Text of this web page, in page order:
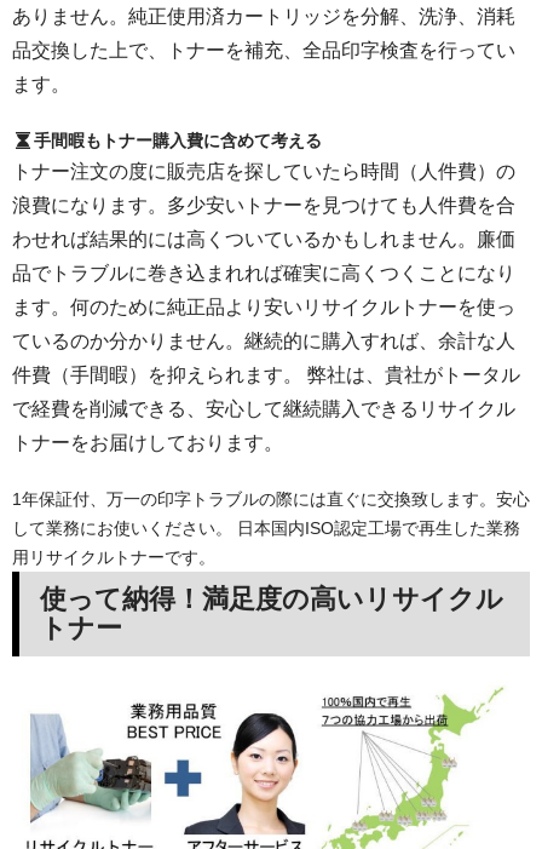
ありません。純正使用済カートリッジを分解、洗浄、消耗
品交換した上で、トナーを補充、全品印字検査を行ってい
ます。
手間暇もトナー購入費に含めて考える
トナー注文の度に販売店を探していたら時間（人件費）の
浪費になります。多少安いトナーを見つけても人件費を合
わせれば結果的には高くついているかもしれません。廉価
品でトラブルに巻き込まれれば確実に高くつくことになり
ます。何のために純正品より安いリサイクルトナーを使っ
ているのか分かりません。継続的に購入すれば、余計な人
件費（手間暇）を抑えられます。 弊社は、貴社がトータル
で経費を削減できる、安心して継続購入できるリサイクル
トナーをお届けしております。
1年保証付、万一の印字トラブルの際には直ぐに交換致します。安心
して業務にお使いください。 日本国内ISO認定工場で再生した業務
用リサイクルトナーです。
使って納得！満足度の高いリサイクル
トナー